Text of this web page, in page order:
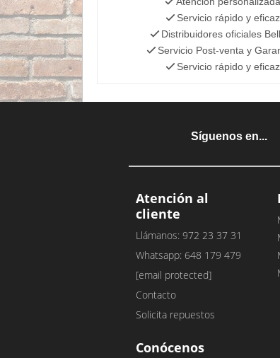
Servicio rápido y eficaz
Distribuidores oficiales
Servicio Post-venta y
Servicio rápido y eficaz
Síguenos en...
Atención al
cliente
Llámanos: 972 23 37 31
Whatsapp: 648 179 479
[email protected]
Contacto
Solicita repuestos
Conócenos